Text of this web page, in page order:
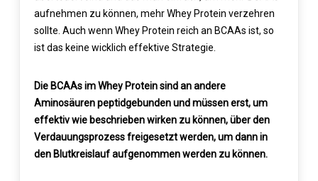
aufnehmen zu können, mehr Whey Protein verzehren
sollte. Auch wenn Whey Protein reich an BCAAs ist, so
ist das keine wicklich effektive Strategie.
Die BCAAs im Whey Protein sind an andere
Aminosäuren peptidgebunden und müssen erst, um
effektiv wie beschrieben wirken zu können, über den
Verdauungsprozess freigesetzt werden, um dann in
den Blutkreislauf aufgenommen werden zu können.